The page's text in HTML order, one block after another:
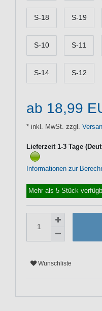
S-18 S-19
S-10 S-11
S-14 S-12
ab 18,99
* inkl. MwSt. zzgl.
Lieferzeit 1-3 Tage
Informationen zur
Mehr als 5 Stück
Wunschliste